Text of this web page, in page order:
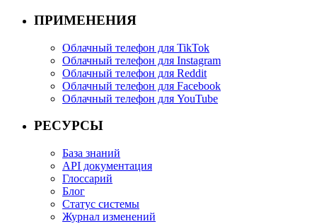
ПРИМЕНЕНИЯ
Облачный телефон для TikTok
Облачный телефон для Instagram
Облачный телефон для Reddit
Облачный телефон для Facebook
Облачный телефон для YouTube
РЕСУРСЫ
База знаний
API документация
Глоссарий
Блог
Статус системы
Журнал изменений